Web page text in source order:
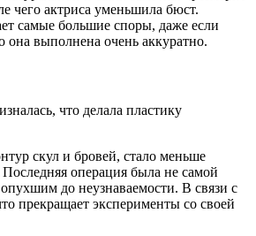
чего актриса уменьшила бюст.
самые большие споры, даже если
она выполнена очень аккуратно.
что делала пластику
скул и бровей, стало меньше
операция была не самой
до неузнаваемости. В связи с
прекращает эксперименты со своей